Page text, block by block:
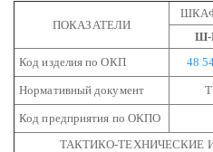
ПОКАЗАТЕЛИ
Ш-
Код изделия по ОКП
48
Нормативный документ
Код предприятия по ОКПО
ТАКТИКО-ТЕХНИЧЕСКИЕ